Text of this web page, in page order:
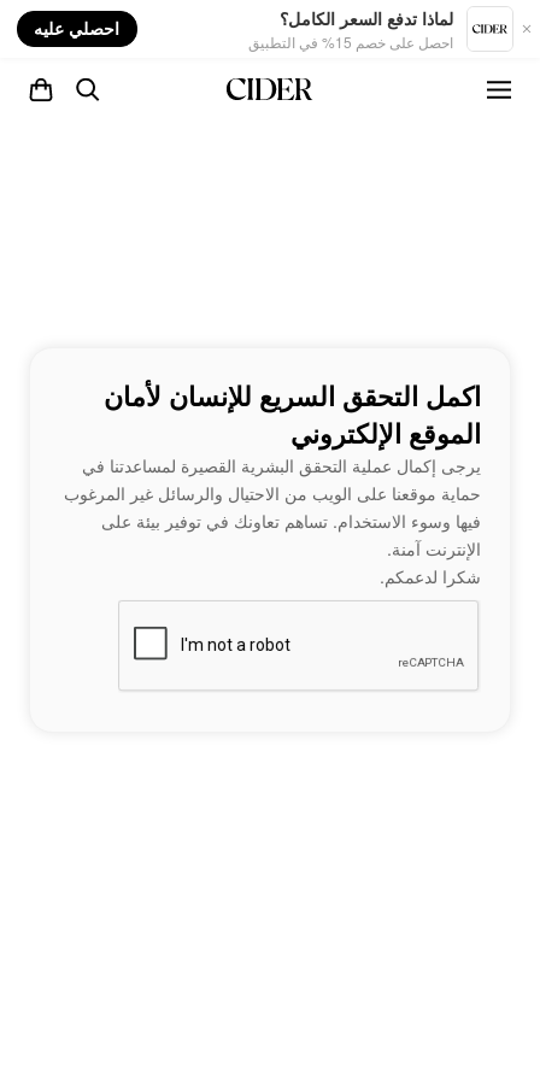
لماذا تدفع السعر الكامل؟
احصل على خصم 15% في التطبيق
احصلي عليه
اكمل التحقق السريع للإنسان لأمان
الموقع الإلكتروني
يرجى إكمال عملية التحقق البشرية القصيرة لمساعدتنا في
حماية موقعنا على الويب من الاحتيال والرسائل غير المرغوب
فيها وسوء الاستخدام. تساهم تعاونك في توفير بيئة على
الإنترنت آمنة.
شكرا لدعمكم.